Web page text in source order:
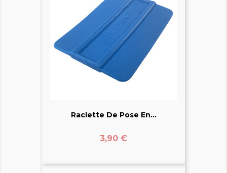
Raclette De Pose En...
Prix
3,90 €